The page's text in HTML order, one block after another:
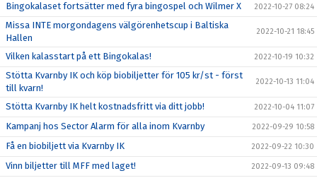
Bingokalaset fortsätter med fyra bingospel och Wilmer X 2022-10-27 08:24
Missa INTE morgondagens välgörenhetscup i Baltiska
Hallen
2022-10-21 18:45
Vilken kalasstart på ett Bingokalas! 2022-10-19 10:32
Stötta Kvarnby IK och köp biobiljetter för 105 kr/st - först
till kvarn!
2022-10-13 11:04
Stötta Kvarnby IK helt kostnadsfritt via ditt jobb! 2022-10-04 11:07
Kampanj hos Sector Alarm för alla inom Kvarnby 2022-09-29 10:58
Få en biobiljett via Kvarnby IK 2022-09-22 10:30
Vinn biljetter till MFF med laget! 2022-09-13 09:48